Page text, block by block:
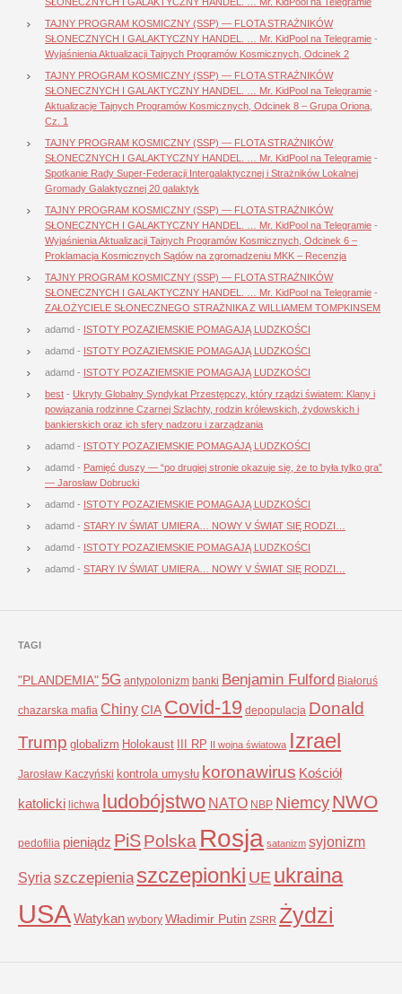
TAJNY PROGRAM KOSMICZNY (SSP) — FLOTA STRAŻNIKÓW
SŁONECZNYCH I GALAKTYCZNY HANDEL. … Mr. KidPool na Telegramie -
Wyjaśnienia Aktualizacji Tajnych Programów Kosmicznych, Odcinek 2
TAJNY PROGRAM KOSMICZNY (SSP) — FLOTA STRAŻNIKÓW
SŁONECZNYCH I GALAKTYCZNY HANDEL. … Mr. KidPool na Telegramie -
Aktualizacje Tajnych Programów Kosmicznych, Odcinek 8 – Grupa Oriona,
Cz. 1
TAJNY PROGRAM KOSMICZNY (SSP) — FLOTA STRAŻNIKÓW
SŁONECZNYCH I GALAKTYCZNY HANDEL. … Mr. KidPool na Telegramie -
Spotkanie Rady Super-Federacji Intergalaktycznej i Strażników Lokalnej
Gromady Galaktycznej 20 galaktyk
TAJNY PROGRAM KOSMICZNY (SSP) — FLOTA STRAŻNIKÓW
SŁONECZNYCH I GALAKTYCZNY HANDEL. … Mr. KidPool na Telegramie -
Wyjaśnienia Aktualizacji Tajnych Programów Kosmicznych, Odcinek 6 –
Proklamacja Kosmicznych Sądów na zgromadzeniu MKK – Recenzja
TAJNY PROGRAM KOSMICZNY (SSP) — FLOTA STRAŻNIKÓW
SŁONECZNYCH I GALAKTYCZNY HANDEL. … Mr. KidPool na Telegramie -
ZAŁOŻYCIELE SŁONECZNEGO STRAŻNIKA Z WILLIAMEM TOMPKINSEM
adamd - ISTOTY POZAZIEMSKIE POMAGAJĄ LUDZKOŚCI
adamd - ISTOTY POZAZIEMSKIE POMAGAJĄ LUDZKOŚCI
adamd - ISTOTY POZAZIEMSKIE POMAGAJĄ LUDZKOŚCI
best - Ukryty Globalny Syndykat Przestępczy, który rządzi światem: Klany i
powiązania rodzinne Czarnej Szlachty, rodzin królewskich, żydowskich i
bankierskich oraz ich sfery nadzoru i zarządzania
adamd - ISTOTY POZAZIEMSKIE POMAGAJĄ LUDZKOŚCI
adamd - Pamięć duszy — “po drugiej stronie okazuje się, że to była tylko gra”
— Jarosław Dobrucki
adamd - ISTOTY POZAZIEMSKIE POMAGAJĄ LUDZKOŚCI
adamd - STARY IV ŚWIAT UMIERA… NOWY V ŚWIAT SIĘ RODZI…
adamd - ISTOTY POZAZIEMSKIE POMAGAJĄ LUDZKOŚCI
adamd - STARY IV ŚWIAT UMIERA… NOWY V ŚWIAT SIĘ RODZI…
TAGI
"PLANDEMIA" 5G antypolonizm banki Benjamin Fulford Białoruś
chazarska mafia ChinyCIA Covid-19 depopulacja Donald
Trump globalizm Holokaust III RP II wojna światowa Izrael
Jarosław Kaczyński kontrola umysłu koronawirus Kościół
katolicki lichwa ludobójstwo NATO NBP NiemcyNWO
pedofilia pieniądz PiSPolska Rosja satanizm syjonizm
Syria szczepienia szczepionki UE ukraina
USAWatykan wybory Władimir Putin ZSRR Żydzi